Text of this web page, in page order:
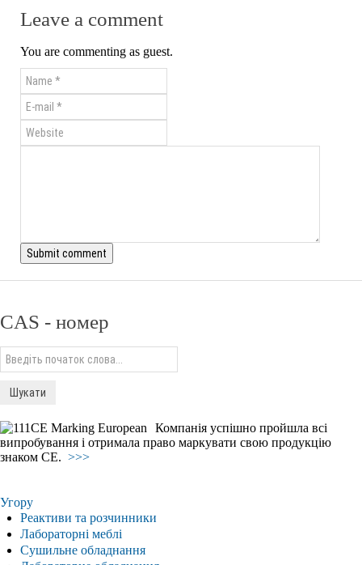
Leave a comment
You are commenting as guest.
CAS - номер
Компанія успішно пройшла всі
випробування і отримала право маркувати свою продукцію
знаком СЕ. >>>
Угору
Реактиви та розчинники
Лабораторні меблі
Сушильне обладнання